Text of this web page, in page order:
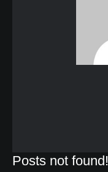
Posts not found!